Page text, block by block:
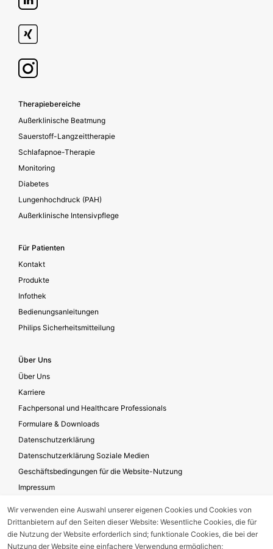
Footer secondary
Therapiebereiche
Außerklinische Beatmung
Sauerstoff-Langzeittherapie
Schlafapnoe-Therapie
Monitoring
Diabetes
Lungenhochdruck (PAH)
Außerklinische Intensivpflege
Für Patienten
Kontakt
Produkte
Infothek
Bedienungsanleitungen
Philips Sicherheitsmitteilung
Über Uns
Über Uns
Karriere
Fachpersonal und Healthcare Professionals
Formulare & Downloads
Datenschutzerklärung
Datenschutzerklärung Soziale Medien
Geschäftsbedingungen für die Website-Nutzung
Impressum
Gerätestörung melden
Wir verwenden eine Auswahl unserer eigenen Cookies und Cookies von
Drittanbietern auf den Seiten dieser Website: Wesentliche Cookies, die für
die Nutzung der Website erforderlich sind; funktionale Cookies, die bei der
Nutzung der Website eine einfachere Verwendung ermöglichen;